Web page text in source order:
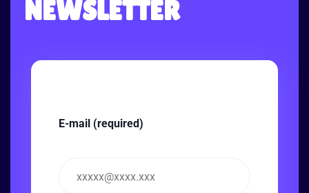
NEWSLETTER
E-mail (required)